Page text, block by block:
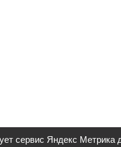
сервис Яндекс Метрика